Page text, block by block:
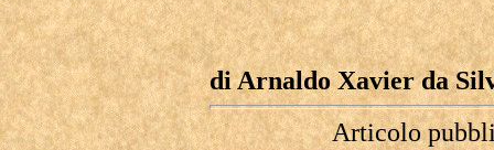
di Arnaldo Xavier da
Articolo